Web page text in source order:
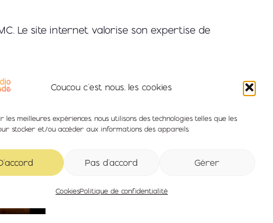
Coucou c'est nous, les cookies
les meilleures expériences, nous utilisons des technologies telles que les
stocker et/ou accéder aux informations des appareils.
Pas d'accord Gérer
CookiesPolitique de confidentialité
Le site internet valorise son expertise de